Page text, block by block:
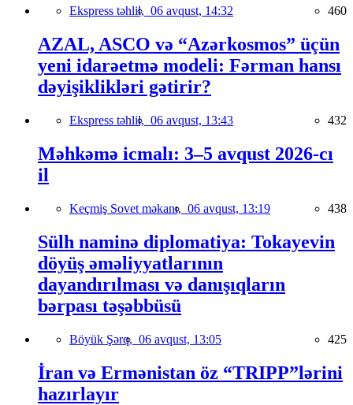
Ekspress təhlil, 06 avqust, 14:32 460
AZAL, ASCO və “Azərkosmos” üçün
yeni idarəetmə modeli: Fərman hansı
dəyişiklikləri gətirir?
Ekspress təhlil, 06 avqust, 13:43 432
Məhkəmə icmalı: 3–5 avqust 2026-cı
il
Keçmiş Sovet məkanı, 06 avqust, 13:19 438
Sülh naminə diplomatiya: Tokayevin
döyüş əməliyyatlarının
dayandırılması və danışıqların
bərpası təşəbbüsü
Böyük Şərq, 06 avqust, 13:05 425
İran və Ermənistan öz “TRIPP”lərini
hazırlayır